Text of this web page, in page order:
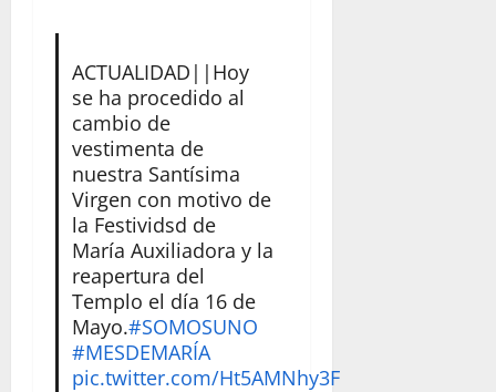
ACTUALIDAD||Hoy
se ha procedido al
cambio de
vestimenta de
nuestra Santísima
Virgen con motivo de
la Festividsd de
María Auxiliadora y la
reapertura del
Templo el día 16 de
Mayo.#SOMOSUNO
#MESDEMARÍA
pic.twitter.com/Ht5AMNhy3F